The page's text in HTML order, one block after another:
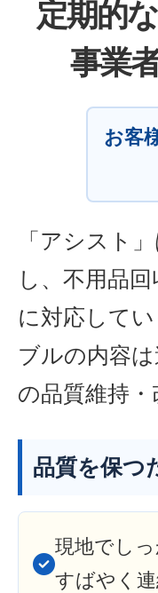
定期的な
事業
お客
「アシスト
し、不用品
に対応して
ブルの内容
の品質維持
品質を保つ
現地でし
すばやく連